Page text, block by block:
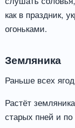
как в праздник,
огоньками.
Земляника
Раньше всех
Растёт
старых пней и по